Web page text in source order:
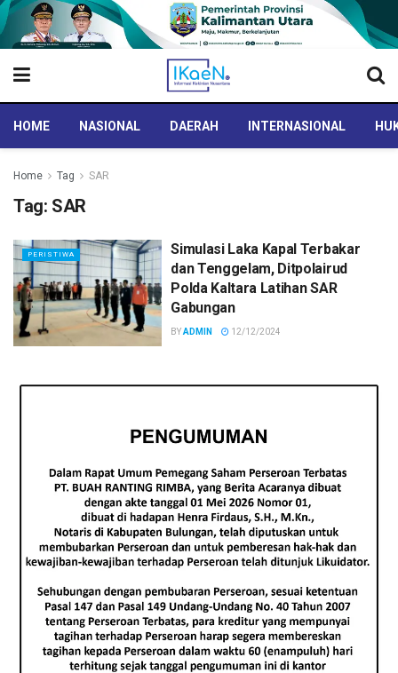
HOME NASIONAL DAERAH INTERNASIONAL
Home Tag SAR
Tag: SAR
PERISTIWA
Simulasi Laka Kapal Terbakar
dan Tenggelam, Ditpolairud
Polda Kaltara Latihan SAR
Gabungan
BYADMIN 12/12/2024